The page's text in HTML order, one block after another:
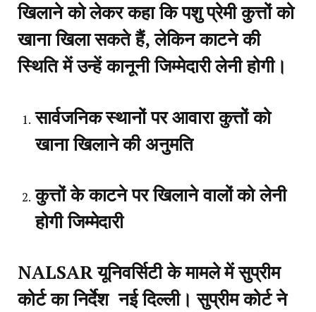
खिलाने को लेकर कहा कि पशु प्रेमी कुत्तों को
खाना खिला सकते हैं, लेकिन काटने की
स्थिति में उन्हें कानूनी जिम्मेदारी लेनी होगी।
सार्वजनिक स्थानों पर आवारा कुत्तों को
खाना खिलाने की अनुमति
कुत्तों के काटने पर खिलाने वालों को लेनी
होगी जिम्मेदारी
NALSAR यूनिवर्सिटी के मामले में सुप्रीम
कोर्ट का निर्देशनई दिल्ली। सुप्रीम कोर्ट ने